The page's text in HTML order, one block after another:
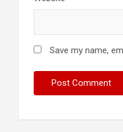
Save my name,